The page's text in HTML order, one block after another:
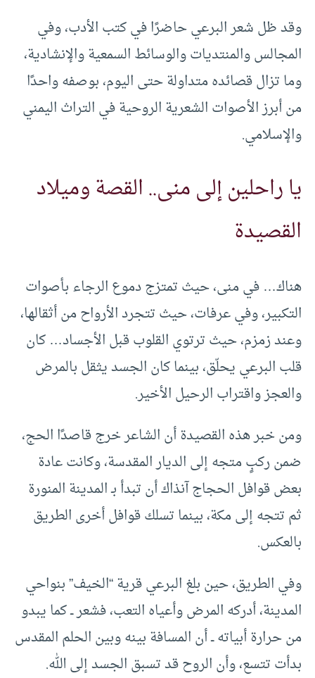
وقد ظل شعر البرعي حاضرًا في كتب الأدب، وفي
المجالس والمنتديات والوسائط السمعية والإنشادية،
وما تزال قصائده متداولة حتى اليوم، بوصفه واحدًا
من أبرز الأصوات الشعرية الروحية في التراث اليمني
والإسلامي.
يا راحلين إلى منى.. القصة وميلاد
القصيدة
هناك… في منى، حيث تمتزج دموع الرجاء بأصوات
التكبير، وفي عرفات، حيث تتجرد الأرواح من أثقالها،
وعند زمزم، حيث ترتوي القلوب قبل الأجساد… كان
قلب البرعي يحلّق، بينما كان الجسد يثقل بالمرض
والعجز واقتراب الرحيل الأخير.
ومن خبر هذه القصيدة أن الشاعر خرج قاصدًا الحج،
ضمن ركبٍ متجه إلى الديار المقدسة، وكانت عادة
بعض قوافل الحجاج آنذاك أن تبدأ بـ المدينة المنورة
ثم تتجه إلى مكة، بينما تسلك قوافل أخرى الطريق
بالعكس.
وفي الطريق، حين بلغ البرعي قرية “الخيف” بنواحي
المدينة، أدركه المرض وأعياه التعب، فشعر ــ كما يبدو
من حرارة أبياته ــ أن المسافة بينه وبين الحلم المقدس
بدأت تتسع، وأن الروح قد تسبق الجسد إلى الله.